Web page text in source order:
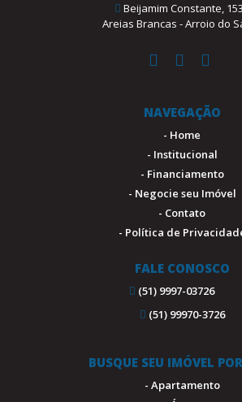
Beijamim Constante,
Areias Brancas - Arroio do
NAVEGAÇÃO
- Home
- Institucional
- Financiamento
- Negocie seu Imóvel
- Contato
- Política de
FALE CONOSCO
(51) 9997-03726
(51) 99970-3726
BUSQUE SEU IMÓVEL
- Apartamento